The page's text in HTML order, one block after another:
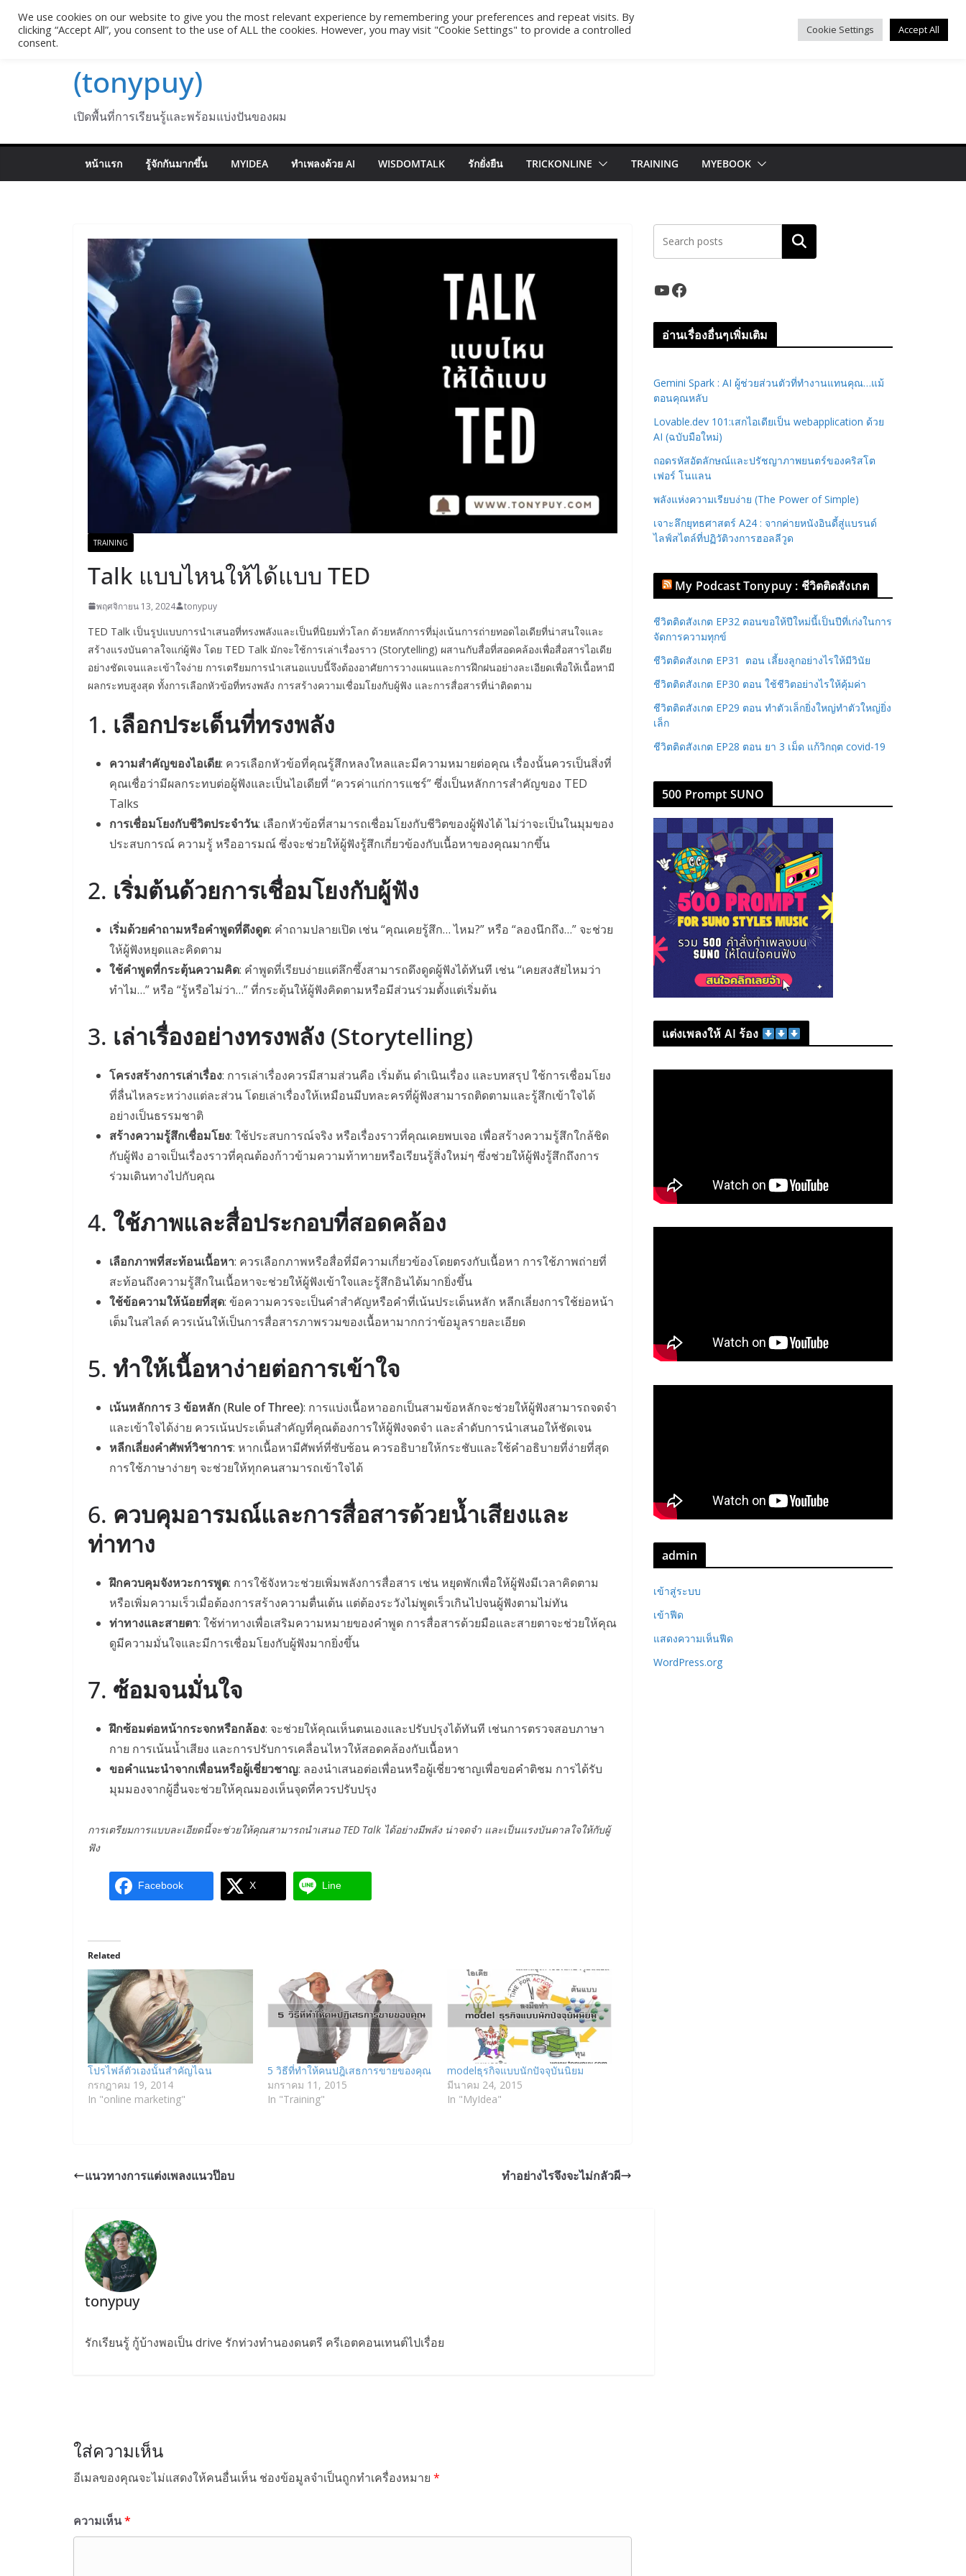
content
Pasakon Puypong
(tonypuy)
เปิดพื้นที่การเรียนรู้และพร้อมแบ่งปันของผม
หน้าแรก รู้จักกันมากขึ้น MYIDEA ทำเพลงด้วย AI WISDOMTALK รักยั่งยืน TRICKONLINE TRAINING MYEBOOK
TRAINING
Talk แบบไหนให้ได้แบบ TED
พฤศจิกายน 13, 2024 tonypuy
TED Talk เป็นรูปแบบการนำเสนอที่ทรงพลังและเป็นที่นิยมทั่วโลก ด้วยหลักการที่มุ่งเน้นการถ่ายทอดไอเดียที่น่าสนใจและ
สร้างแรงบันดาลใจแก่ผู้ฟัง โดย TED Talk มักจะใช้การเล่าเรื่องราว (Storytelling) ผสานกับสื่อที่สอดคล้องเพื่อสื่อสารไอเดีย
อย่างชัดเจนและเข้าใจง่าย การเตรียมการนำเสนอแบบนี้จึงต้องอาศัยการวางแผนและการฝึกฝนอย่างละเอียดเพื่อให้เนื้อหามี
ผลกระทบสูงสุด ทั้งการเลือกหัวข้อที่ทรงพลัง การสร้างความเชื่อมโยงกับผู้ฟัง และการสื่อสารที่น่าติดตาม
1. เลือกประเด็นที่ทรงพลัง
ความสำคัญของไอเดีย: ควรเลือกหัวข้อที่คุณรู้สึกหลงใหลและมีความหมายต่อคุณ เรื่องนั้นควรเป็นสิ่งที่
คุณเชื่อว่ามีผลกระทบต่อผู้ฟังและเป็นไอเดียที่ “ควรค่าแก่การแชร์” ซึ่งเป็นหลักการสำคัญของ TED
Talks
การเชื่อมโยงกับชีวิตประจำวัน: เลือกหัวข้อที่สามารถเชื่อมโยงกับชีวิตของผู้ฟังได้ ไม่ว่าจะเป็นในมุมของ
ประสบการณ์ ความรู้ หรืออารมณ์ ซึ่งจะช่วยให้ผู้ฟังรู้สึกเกี่ยวข้องกับเนื้อหาของคุณมากขึ้น
2. เริ่มต้นด้วยการเชื่อมโยงกับผู้ฟัง
เริ่มด้วยคำถามหรือคำพูดที่ดึงดูด: คำถามปลายเปิด เช่น “คุณเคยรู้สึก… ไหม?” หรือ “ลองนึกถึง…” จะช่วย
ให้ผู้ฟังหยุดและคิดตาม
ใช้คำพูดที่กระตุ้นความคิด: คำพูดที่เรียบง่ายแต่ลึกซึ้งสามารถดึงดูดผู้ฟังได้ทันที เช่น “เคยสงสัยไหมว่า
ทำไม…” หรือ “รู้หรือไม่ว่า…” ที่กระตุ้นให้ผู้ฟังคิดตามหรือมีส่วนร่วมตั้งแต่เริ่มต้น
3. เล่าเรื่องอย่างทรงพลัง (Storytelling)
โครงสร้างการเล่าเรื่อง: การเล่าเรื่องควรมีสามส่วนคือ เริ่มต้น ดำเนินเรื่อง และบทสรุป ใช้การเชื่อมโยง
ที่ลื่นไหลระหว่างแต่ละส่วน โดยเล่าเรื่องให้เหมือนมีบทละครที่ผู้ฟังสามารถติดตามและรู้สึกเข้าใจได้
อย่างเป็นธรรมชาติ
สร้างความรู้สึกเชื่อมโยง: ใช้ประสบการณ์จริง หรือเรื่องราวที่คุณเคยพบเจอ เพื่อสร้างความรู้สึกใกล้ชิด
กับผู้ฟัง อาจเป็นเรื่องราวที่คุณต้องก้าวข้ามความท้าทายหรือเรียนรู้สิ่งใหม่ๆ ซึ่งช่วยให้ผู้ฟังรู้สึกถึงการ
ร่วมเดินทางไปกับคุณ
4. ใช้ภาพและสื่อประกอบที่สอดคล้อง
เลือกภาพที่สะท้อนเนื้อหา: ควรเลือกภาพหรือสื่อที่มีความเกี่ยวข้องโดยตรงกับเนื้อหา การใช้ภาพถ่ายที่
สะท้อนถึงความรู้สึกในเนื้อหาจะช่วยให้ผู้ฟังเข้าใจและรู้สึกอินได้มากยิ่งขึ้น
ใช้ข้อความให้น้อยที่สุด: ข้อความควรจะเป็นคำสำคัญหรือคำที่เน้นประเด็นหลัก หลีกเลี่ยงการใช้ย่อหน้า
เต็มในสไลด์ ควรเน้นให้เป็นการสื่อสารภาพรวมของเนื้อหามากกว่าข้อมูลรายละเอียด
5. ทำให้เนื้อหาง่ายต่อการเข้าใจ
เน้นหลักการ 3 ข้อหลัก (Rule of Three): การแบ่งเนื้อหาออกเป็นสามข้อหลักจะช่วยให้ผู้ฟังสามารถจดจำ
และเข้าใจได้ง่าย ควรเน้นประเด็นสำคัญที่คุณต้องการให้ผู้ฟังจดจำ และลำดับการนำเสนอให้ชัดเจน
หลีกเลี่ยงคำศัพท์วิชาการ: หากเนื้อหามีศัพท์ที่ซับซ้อน ควรอธิบายให้กระชับและใช้คำอธิบายที่ง่ายที่สุด
การใช้ภาษาง่ายๆ จะช่วยให้ทุกคนสามารถเข้าใจได้
6. ควบคุมอารมณ์และการสื่อสารด้วยน้ำเสียงและ
ท่าทาง
ฝึกควบคุมจังหวะการพูด: การใช้จังหวะช่วยเพิ่มพลังการสื่อสาร เช่น หยุดพักเพื่อให้ผู้ฟังมีเวลาคิดตาม
หรือเพิ่มความเร็วเมื่อต้องการสร้างความตื่นเต้น แต่ต้องระวังไม่พูดเร็วเกินไปจนผู้ฟังตามไม่ทัน
ท่าทางและสายตา: ใช้ท่าทางเพื่อเสริมความหมายของคำพูด การสื่อสารด้วยมือและสายตาจะช่วยให้คุณ
ดูมีความมั่นใจและมีการเชื่อมโยงกับผู้ฟังมากยิ่งขึ้น
7. ซ้อมจนมั่นใจ
ฝึกซ้อมต่อหน้ากระจกหรือกล้อง: จะช่วยให้คุณเห็นตนเองและปรับปรุงได้ทันที เช่นการตรวจสอบภาษา
กาย การเน้นน้ำเสียง และการปรับการเคลื่อนไหวให้สอดคล้องกับเนื้อหา
ขอคำแนะนำจากเพื่อนหรือผู้เชี่ยวชาญ: ลองนำเสนอต่อเพื่อนหรือผู้เชี่ยวชาญเพื่อขอคำติชม การได้รับ
มุมมองจากผู้อื่นจะช่วยให้คุณมองเห็นจุดที่ควรปรับปรุง
การเตรียมการแบบละเอียดนี้จะช่วยให้คุณสามารถนำเสนอ TED Talk ได้อย่างมีพลัง น่าจดจำ และเป็นแรงบันดาลใจให้กับผู้
ฟัง
Facebook X Line
Related
โปรไฟล์ตัวเองนั้นสำคัญไฉน
กรกฎาคม 19, 2014
In "online marketing"
5 วิธีที่ทำให้คนปฎิเสธการขายของคุณ
มกราคม 11, 2015
In "Training"
modelธุรกิจแบบนักปัจจุบันนิยม
มีนาคม 24, 2015
In "MyIdea"
แนวทางการแต่งเพลงแนวป๊อบ ทำอย่างไรจึงจะไม่กลัวผี
tonypuy
รักเรียนรู้ กู้บ้างพอเป็น drive รักท่วงทำนองดนตรี ครีเอตคอนเทนต์ไปเรื่อย
ใส่ความเห็น
อีเมลของคุณจะไม่แสดงให้คนอื่นเห็น ช่องข้อมูลจำเป็นถูกทำเครื่องหมาย *
ความเห็น*
ค้นหา
YouTube Facebook
อ่านเรื่องอื่นๆเพิ่มเติม
Gemini Spark : AI ผู้ช่วยส่วนตัวที่ทำงานแทนคุณ…แม้
ตอนคุณหลับ
Lovable.dev 101:เสกไอเดียเป็น webapplication ด้วย
AI (ฉบับมือใหม่)
ถอดรหัสอัตลักษณ์และปรัชญาภาพยนตร์ของคริสโต
เฟอร์ โนแลน
พลังแห่งความเรียบง่าย (The Power of Simple)
เจาะลึกยุทธศาสตร์ A24 : จากค่ายหนังอินดี้สู่แบรนด์
ไลฟ์สไตล์ที่ปฏิวัติวงการฮอลลีวูด
My Podcast Tonypuy : ชีวิตติดสังเกต
ชีวิตติดสังเกต EP32 ตอนขอให้ปีใหม่นี้เป็นปีที่เก่งในการ
จัดการความทุกข์
ชีวิตติดสังเกต EP31 ตอน เลี้ยงลูกอย่างไรให้มีวินัย
ชีวิตติดสังเกต EP30 ตอน ใช้ชีวิตอย่างไรให้คุ้มค่า
ชีวิตติดสังเกต EP29 ตอน ทำตัวเล็กยิ่งใหญ่ทำตัวใหญ่ยิ่ง
เล็ก
ชีวิตติดสังเกต EP28 ตอน ยา 3 เม็ด แก้วิกฤต covid-19
500 Prompt SUNO
แต่งเพลงให้ AI ร้อง
admin
เข้าสู่ระบบ
เข้าฟีด
แสดงความเห็นฟีด
WordPress.org
We use cookies on our website to give you the most relevant experience by remembering your preferences and repeat visits. By
clicking “Accept All”, you consent to the use of ALL the cookies. However, you may visit "Cookie Settings" to provide a controlled
consent.
Cookie Settings Accept All